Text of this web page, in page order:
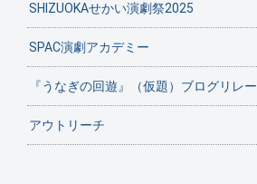
SHIZUOKAせかい演劇祭2025
SPAC演劇アカデミー
『うなぎの回遊』（仮題）ブログリレー
アウトリーチ